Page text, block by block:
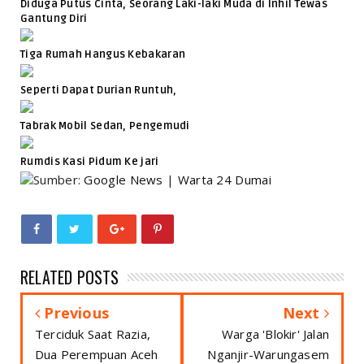
Diduga Putus Cinta, Seorang Laki-laki Muda di Inhil Tewas
Gantung Diri
Tiga Rumah Hangus Kebakaran
Seperti Dapat Durian Runtuh,
Tabrak Mobil Sedan, Pengemudi
Rumdis Kasi Pidum Ke jari
Sumber:Google News | Warta 24 Dumai
RELATED POSTS
Previous
Terciduk Saat Razia,
Dua Perempuan Aceh
Next
Warga 'Blokir' Jalan
Nganjir-Warungasem